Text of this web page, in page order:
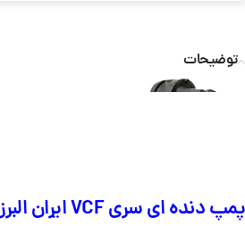
توضیحات
پمپ دنده ای سری VCF ایران البرز